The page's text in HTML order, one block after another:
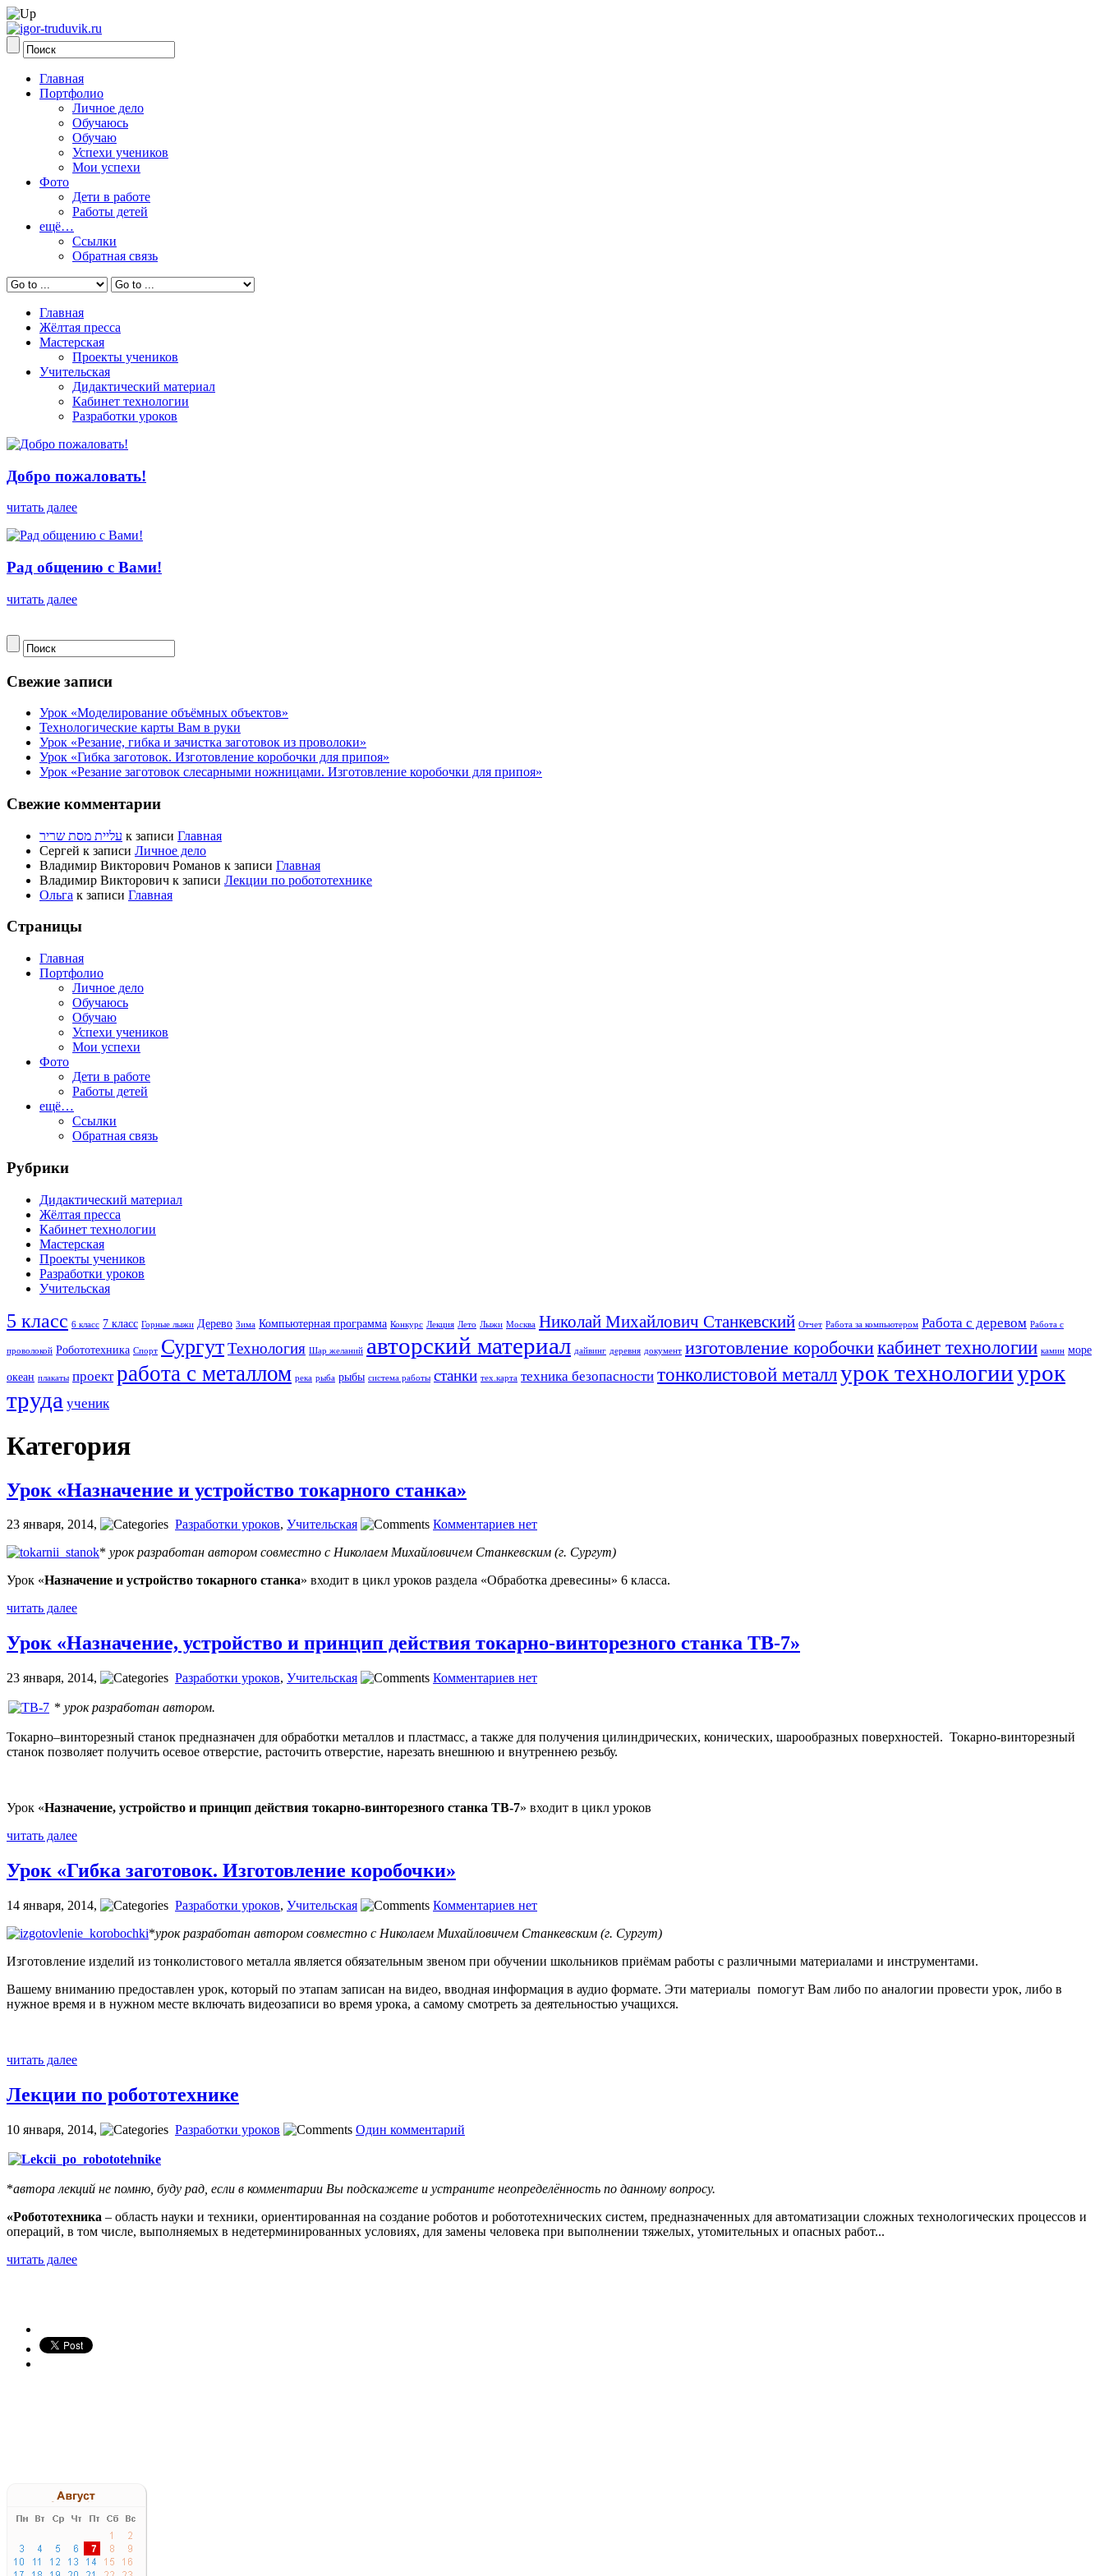
Главная
Портфолио
Личное дело
Обучаюсь
Обучаю
Успехи учеников
Мои успехи
Фото
Дети в работе
Работы детей
ещё…
Ссылки
Обратная связь
Главная
Жёлтая пресса
Мастерская
Проекты учеников
Учительская
Дидактический материал
Кабинет технологии
Разработки уроков
Добро пожаловать!
читать далее
Рад общению с Вами!
читать далее
Свежие записи
Урок «Моделирование объёмных объектов»
Технологические карты Вам в руки
Урок «Резание, гибка и зачистка заготовок из проволоки»
Урок «Гибка заготовок. Изготовление коробочки для припоя»
Урок «Резание заготовок слесарными ножницами. Изготовление коробочки для припоя»
Свежие комментарии
עליית מסת שריר к записи Главная
Сергей к записи Личное дело
Владимир Викторович Романов к записи Главная
Владимир Викторович к записи Лекции по робототехнике
Ольга к записи Главная
Страницы
Главная
Портфолио
Личное дело
Обучаюсь
Обучаю
Успехи учеников
Мои успехи
Фото
Дети в работе
Работы детей
ещё…
Ссылки
Обратная связь
Рубрики
Дидактический материал
Жёлтая пресса
Кабинет технологии
Мастерская
Проекты учеников
Разработки уроков
Учительская
5 класс 6 класс 7 класс Горные лыжи Дерево Зима Компьютерная программа Конкурс Лекция Лето Лыжи Москва Николай Михайлович Станкевский Отчет Работа за компьютером Работа с деревом Работа с
проволокой Робототехника Спорт СургутТехнология Шар желаний авторский материал дайвинг деревня документ изготовление коробочкикабинет технологии камин море
океан плакаты проект работа с металлом река рыба рыбы система работы станки тех.карта техника безопасности тонколистовой металлурок технологииурок
труда ученик
Категория
Урок «Назначение и устройство токарного станка»
23 января, 2014, Разработки уроков, Учительская
Комментариев нет
* урок разработан автором совместно с Николаем Михайловичем Станкевским (г. Сургут)
Урок «Назначение и устройство токарного станка» входит в цикл уроков раздела «Обработка древесины» 6 класса.
читать далее
Урок «Назначение, устройство и принцип действия токарно-винторезного станка ТВ-7»
23 января, 2014, Разработки уроков, Учительская Комментариев нет
* урок разработан автором.
Токарно–винторезный станок предназначен для обработки металлов и пластмасс, а также для получения цилиндрических, конических, шарообразных поверхностей. Токарно-винторезный
станок позволяет получить осевое отверстие, расточить отверстие, нарезать внешнюю и внутреннею резьбу.
Урок «Назначение, устройство и принцип действия токарно-винторезного станка ТВ-7» входит в цикл уроков
читать далее
Урок «Гибка заготовок. Изготовление коробочки»
14 января, 2014, Разработки уроков, Учительская
Комментариев нет
*урок разработан автором совместно с Николаем Михайловичем Станкевским (г. Сургут)
Изготовление изделий из тонколистового металла является обязательным звеном при обучении школьников приёмам работы с различными материалами и инструментами.
Вашему вниманию предоставлен урок, который по этапам записан на видео, вводная информация в аудио формате. Эти материалы помогут Вам либо по аналогии провести урок, либо в
нужное время и в нужном месте включать видеозаписи во время урока, а самому смотреть за деятельностью учащихся.
читать далее
Лекции по робототехнике
10 января, 2014, Разработки уроков Один комментарий
*автора лекций не помню, буду рад, если в комментарии Вы подскажете и устраните неопределённость по данному вопросу.
«Робототехника – область науки и техники, ориентированная на создание роботов и робототехнических систем, предназначенных для автоматизации сложных технологических процессов и
операций, в том числе, выполняемых в недетерминированных условиях, для замены человека при выполнении тяжелых, утомительных и опасных работ...
читать далее